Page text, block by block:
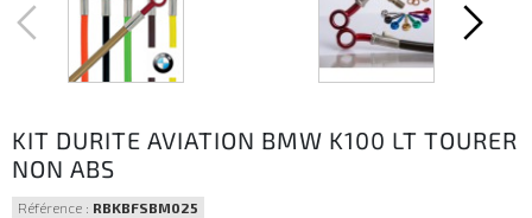
KIT DURITE AVIATION BMW K100 LT TOURER
NON ABS
Référence : RBKBFSBM025